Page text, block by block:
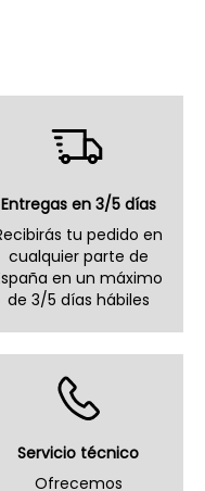
Entregas en 3/5 días
tu pedido en
cualquier parte de
en un máximo
de 3/5 días hábiles
Servicio técnico
Ofrecemos